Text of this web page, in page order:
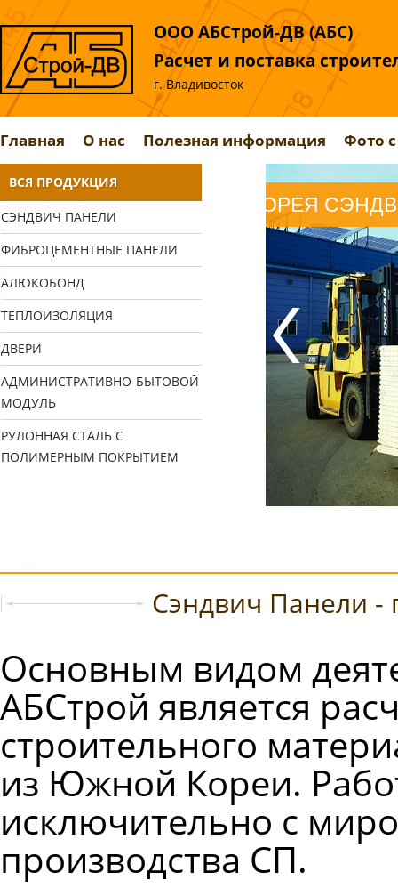
ООО АБСтрой-ДВ (АБС)
Расчет и поставка
г. Владивосток
Главная О нас Полезная информация Фото
ВСЯ ПРОДУКЦИЯ
СЭНДВИЧ ПАНЕЛИ
ФИБРОЦЕМЕНТНЫЕ ПАНЕЛИ
АЛЮКОБОНД
ТЕПЛОИЗОЛЯЦИЯ
ДВЕРИ
АДМИНИСТРАТИВНО-БЫТОВОЙ
МОДУЛЬ
РУЛОННАЯ СТАЛЬ С
ПОЛИМЕРНЫМ ПОКРЫТИЕМ
по 2300 руб/м²
Сэндвич Панели -
Основным видом
АБСтрой является
строительного
из Южной Кореи.
исключительно с
производства СП.